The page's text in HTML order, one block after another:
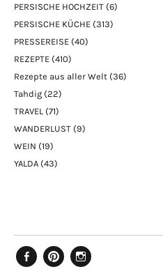
PERSISCHE HOCHZEIT (6)
PERSISCHE KÜCHE (313)
PRESSEREISE (40)
REZEPTE (410)
Rezepte aus aller Welt (36)
Tahdig (22)
TRAVEL (71)
WANDERLUST (9)
WEIN (19)
YALDA (43)